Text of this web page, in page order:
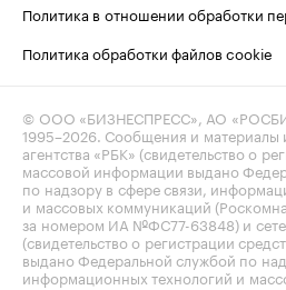
Политика в отношении обработки
Политика обработки файлов cookie
© ООО «БИЗНЕСПРЕСС», АО
1995–2026 . Сообщения и
агентства «РБК» (свидетельство о
массовой информации выдано
по надзору в сфере связи,
и массовых коммуникаций
за номером ИА №ФС77-63848) и
(свидетельство о регистрации
выдано Федеральной службой по
информационных технологий и